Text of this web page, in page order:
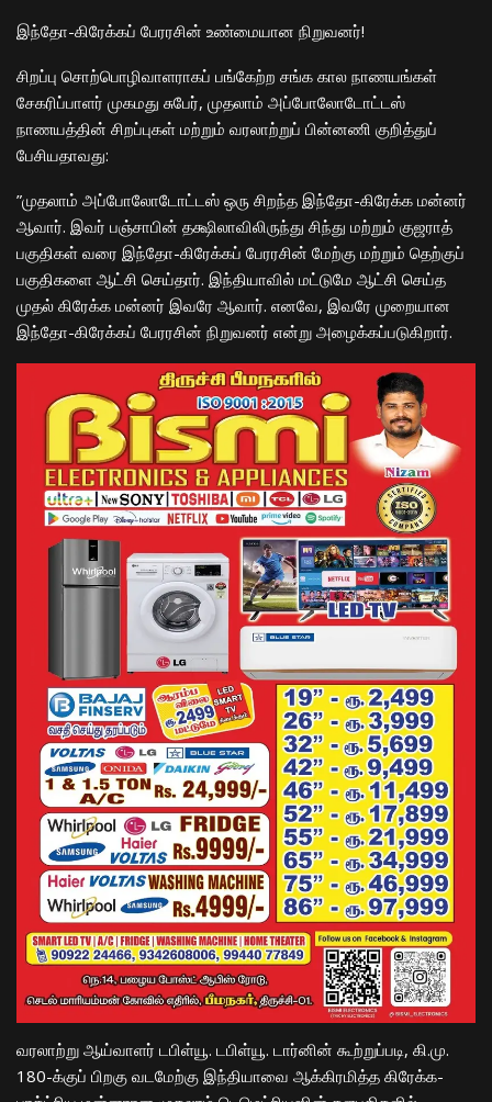
​இந்தோ-கிரேக்கப் பேரரசின் உண்மையான நிறுவனர்!
​சிறப்பு சொற்பொழிவாளராகப் பங்கேற்ற சங்க கால நாணயங்கள்
சேகரிப்பாளர் முகமது சுபேர், முதலாம் அப்போலோடோட்டஸ்
நாணயத்தின் சிறப்புகள் மற்றும் வரலாற்றுப் பின்னணி குறித்துப்
பேசியதாவது:
​”முதலாம் அப்போலோடோட்டஸ் ஒரு சிறந்த இந்தோ-கிரேக்க மன்னர்
ஆவார். இவர் பஞ்சாபின் தக்ஷிலாவிலிருந்து சிந்து மற்றும் குஜராத்
பகுதிகள் வரை இந்தோ-கிரேக்கப் பேரரசின் மேற்கு மற்றும் தெற்குப்
பகுதிகளை ஆட்சி செய்தார். இந்தியாவில் மட்டுமே ஆட்சி செய்த
முதல் கிரேக்க மன்னர் இவரே ஆவார். எனவே, இவரே முறையான
இந்தோ-கிரேக்கப் பேரரசின் நிறுவனர் என்று அழைக்கப்படுகிறார்.
​வரலாற்று ஆய்வாளர் டபிள்யூ. டபிள்யூ. டார்னின் கூற்றுப்படி, கி.மு.
180-க்குப் பிறகு வடமேற்கு இந்தியாவை ஆக்கிரமித்த கிரேக்க-